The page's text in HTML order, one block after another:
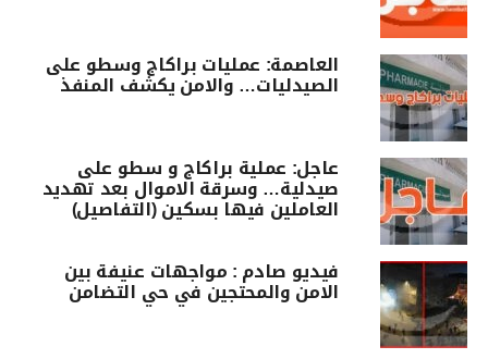
العاصمة: عمليات براكاج وسطو على
الصيدليات… والامن يكشف المنفذ
عاجل: عملية براكاج و سطو على
صيدلية… وسرقة الاموال بعد تهديد
العاملين فيها بسكين (التفاصيل)
فيديو صادم : مواجهات عنيفة بين
الامن والمحتجين في حي التضامن